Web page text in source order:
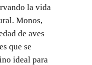
la vida
Monos,
de aves
que se
ideal para